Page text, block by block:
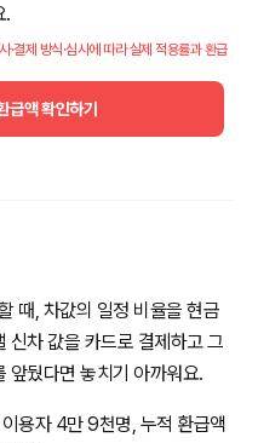
.
결제 방식·심사에 따라 실제 적용률과 환급
급액 확인하기
때, 차값의 일정 비율을 현금
신차 값을 카드로 결제하고 그
앞뒀다면 놓치기 아까워요.
용자 4만 9천명, 누적 환급액